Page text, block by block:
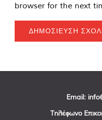
browser for the next
Email:
Τηλέφωνο